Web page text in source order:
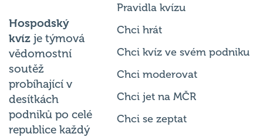
Hospodský
kvíz je týmová
vědomostní
soutěž
probíhající v
desítkách
podniků po celé
republice každý
Pravidla kvízu
Chci hrát
Chci kvíz ve svém podniku
Chci moderovat
Chci jet na MČR
Chci se zeptat